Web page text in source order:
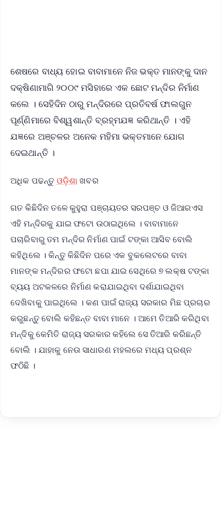
ଶେଷରେ ବାଧ୍ୟ ହୋଇ ବାବାମାନେ ନିଜ ଭକ୍ତ ମାନଙ୍କୁ ଦାନ
ଦକ୍ଷିଣାମାଗି ୨୦୦୯ ମସିହାରେ ଏକ ଛୋଟ ମନ୍ଦିର ନିର୍ମାଣ
କଲେ । ସେହିଦିନ ଠାରୁ ମନ୍ଦିରରେ ପ୍ରତିବର୍ଷ ଫାଲଗୁନ
ପୂର୍ଣ୍ଣିମାରେ ବିଶ୍ୱଶାନ୍ତି ବ୍ରହ୍ମଯଜ୍ଞ କରିଥାନ୍ତି । ଏହି
ଯଜ୍ଞରେ ଅଞ୍ଚଳର ଅନେକ ମହିମା ଭକ୍ତମାନେ ଯୋଗ
ଦେଇଥାନ୍ତି ।
ଅଧିକ ପଢନ୍ତୁ ଓଡ଼ିଶା ଖବର
ଗତ କିଛିଦିନ ତଳେ କୁହୁରା ପଞ୍ଚାୟତର ସରପଞ୍ଚ ଓ ଜିଆରଏସ
ଏହି ମନ୍ଦିରକୁ ଯାଇ ଫଟୋ ଉଠାଇଥିଲେ । ବାବାମାନେ
ପଚାରିବାରୁ ତମ ମନ୍ଦିର ନିର୍ମାଣ ପାଇଁ ଟଙ୍କା ଆସିବ ବୋଲି
କହିଥିଲେ । କିନ୍ତୁ କିଛିଦିନ ପରେ ଏକ ବୁକଲେଟରେ ବାବା
ମାନଙ୍କ ମନ୍ଦିରର ଫଟୋ ଛପା ଯାଇ ସେଥିରେ ୭ ଲକ୍ଷ ଟଙ୍କା
ବ୍ୟୟ ଅଟକଳରେ ନିର୍ମାଣ କରାଯାଇଥିବା ଦର୍ଶାଯାଇଥିବା
ଦେଖିବାକୁ ପାଇଥିଲେ । କଣ ପାଇଁ ରାଜ୍ୟ ସରକାର ମିଛ ପ୍ରଚାର
କରୁଛନ୍ତୁ ବୋଲି କହିଛନ୍ତ ବାବା ମାନେ । ଆମେ ତିଆରି କରିଥିବା
ମନ୍ଦିକୁ କେମିତି ରାଜ୍ୟ ସରକାର କହିଲେ ସେ ତିଆରି କରିଛନ୍ତି
ବୋଲି । ଯାହାକୁ ନେଉ ସାଧାରଣ ମହଲରେ ମଧ୍ୟ ପ୍ରଶ୍ନ
ଫଠିଛି ।